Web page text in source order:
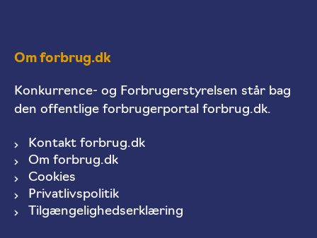
Om forbrug.dk
Konkurrence- og Forbrugerstyrelsen står bag
den offentlige forbrugerportal forbrug.dk.
Kontakt forbrug.dk
Om forbrug.dk
Cookies
Privatlivspolitik
Tilgængelighedserklæring